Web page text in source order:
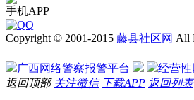
手机APP
|
Copyright © 2001-2015 藤县社区网 All
广西网络警察报警平台
经营
返回顶部 关注微信 下载APP 返回列表